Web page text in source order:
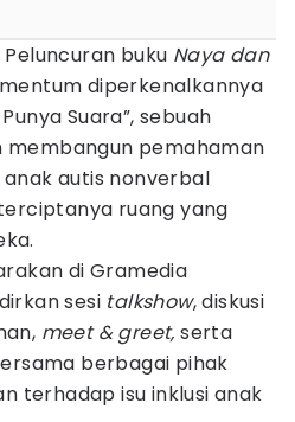
buku Naya dan
diperkenalkannya
Suara”, sebuah
membangun pemahaman
autis nonverbal
ruang yang
di Gramedia
sesi talkshow, diskusi
meet & greet, serta
berbagai pihak
terhadap isu inklusi anak